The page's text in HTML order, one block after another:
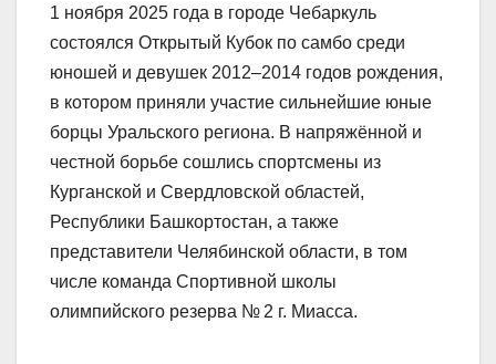
1 ноября 2025 года в городе Чебаркуль
состоялся Открытый Кубок по самбо среди
юношей и девушек 2012–2014 годов рождения,
в котором приняли участие сильнейшие юные
борцы Уральского региона. В напряжённой и
честной борьбе сошлись спортсмены из
Курганской и Свердловской областей,
Республики Башкортостан, а также
представители Челябинской области, в том
числе команда Спортивной школы
олимпийского резерва № 2 г. Миасса.